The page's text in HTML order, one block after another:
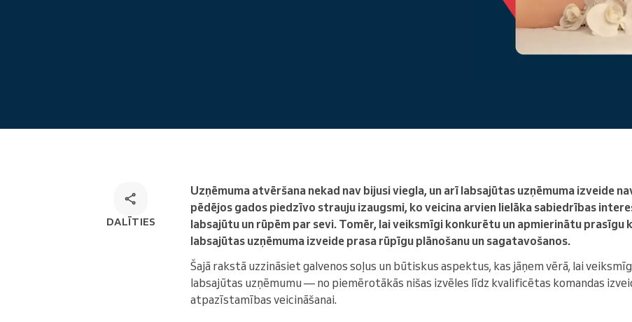
DALĪTIES
Uzņēmuma atvēršana nekad nav bijusi viegla, un arī labsajūtas uzņēmuma izveide
pēdējos gados piedzīvo strauju izaugsmi, ko veicina arvien lielāka sabiedrības
labsajūtu un rūpēm par sevi. Tomēr, lai veiksmīgi konkurētu un apmierinātu prasīgu
labsajūtas uzņēmuma izveide prasa rūpīgu plānošanu un sagatavošanos.
Šajā rakstā uzzināsiet galvenos soļus un būtiskus aspektus, kas jāņem vērā, lai
labsajūtas uzņēmumu — no piemērotākās nišas izvēles līdz kvalificētas komandas
atpazīstamības veicināšanai.